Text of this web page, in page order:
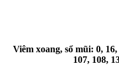
Viêm xoang, sổ mũi: 0, 16,
107, 108,